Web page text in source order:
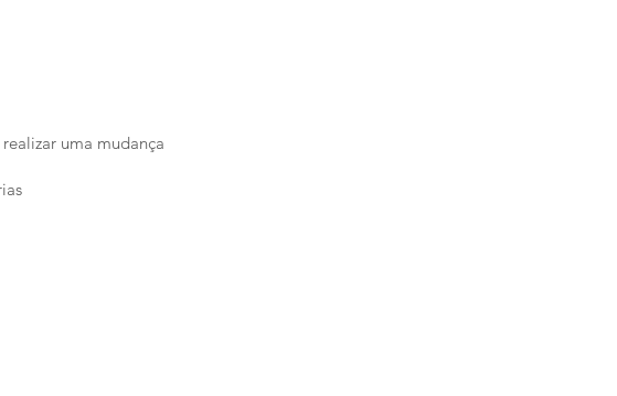
uma mudança